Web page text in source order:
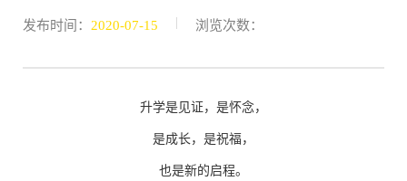
发布时间： 2020-07-15 浏览次数：
升学是见证，是怀念，
是成长，是祝福，
也是新的启程。